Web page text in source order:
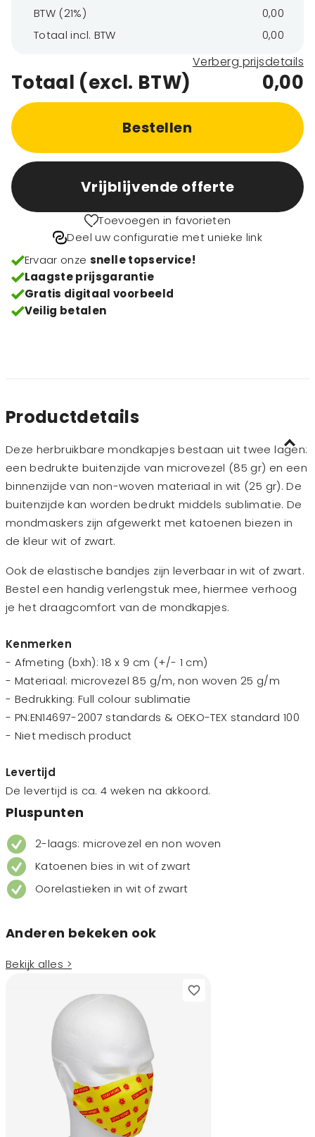
BTW (21%)
0,00
Totaal incl. BTW
0,00
Verberg prijsdetails
Totaal (excl. BTW) 0,00
Bestellen
Vrijblijvende offerte
Toevoegen in favorieten
Deel uw configuratie met unieke link
Ervaar onze snelle topservice!
Laagste prijsgarantie
Gratis digitaal voorbeeld
Veilig betalen
Productdetails
Deze herbruikbare mondkapjes bestaan uit twee lagen:
een bedrukte buitenzijde van microvezel (85 gr) en een
binnenzijde van non-woven materiaal in wit (25 gr). De
buitenzijde kan worden bedrukt middels sublimatie. De
mondmaskers zijn afgewerkt met katoenen biezen in
de kleur wit of zwart.
Ook de elastische bandjes zijn leverbaar in wit of zwart.
Bestel een handig verlengstuk mee, hiermee verhoog
je het draagcomfort van de mondkapjes.
Kenmerken
- Afmeting (bxh): 18 x 9 cm (+/- 1 cm)
- Materiaal: microvezel 85 g/m, non woven 25 g/m
- Bedrukking: Full colour sublimatie
- PN:EN14697-2007 standards & OEKO-TEX standard 100
- Niet medisch product
Levertijd
De levertijd is ca. 4 weken na akkoord.
Pluspunten
2-laags: microvezel en non woven
Katoenen bies in wit of zwart
Oorelastieken in wit of zwart
Anderen bekeken ook
Bekijk alles >